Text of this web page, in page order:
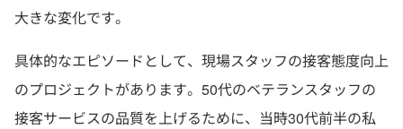
大きな変化です。
具体的なエピソードとして、現場スタッフの接客態度向上
のプロジェクトがあります。50代のベテランスタッフの
接客サービスの品質を上げるために、当時30代前半の私